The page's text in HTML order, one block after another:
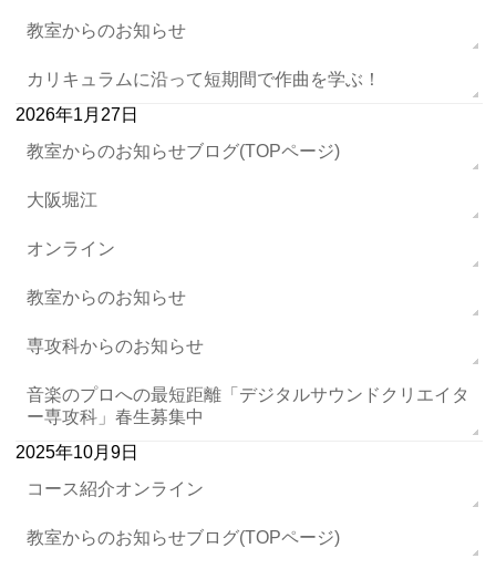
教室からのお知らせ
カリキュラムに沿って短期間で作曲を学ぶ！
2026年1月27日
教室からのお知らせブログ(TOPページ)
大阪堀江
オンライン
教室からのお知らせ
専攻科からのお知らせ
音楽のプロへの最短距離「デジタルサウンドクリエイタ
ー専攻科」春生募集中
2025年10月9日
コース紹介オンライン
教室からのお知らせブログ(TOPページ)